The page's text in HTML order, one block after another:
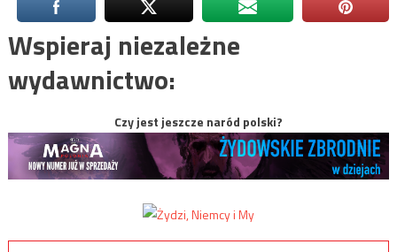
Wspieraj niezależne
wydawnictwo:
Czy jest jeszcze naród polski?